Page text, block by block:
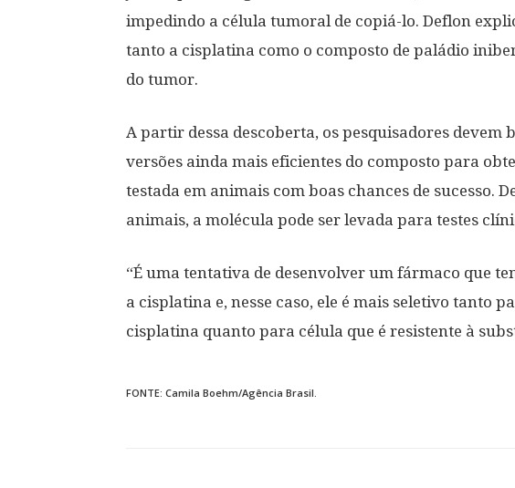
impedindo a célula tumoral de copiá-lo. Deflon
tanto a cisplatina como o composto de paládio
do tumor.
A partir dessa descoberta, os pesquisadores devem
versões ainda mais eficientes do composto para
testada em animais com boas chances de sucesso.
animais, a molécula pode ser levada para testes
“É uma tentativa de desenvolver um fármaco que
a cisplatina e, nesse caso, ele é mais seletivo tanto
cisplatina quanto para célula que é resistente à
FONTE: Camila Boehm/Agência Brasil.